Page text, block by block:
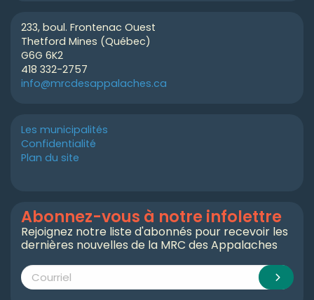
233, boul. Frontenac Ouest
Thetford Mines (Québec)
G6G 6K2
418 332-2757
info@mrcdesappalaches.ca
Les municipalités
Confidentialité
Plan du site
Abonnez-vous à notre infolettre
Rejoignez notre liste d'abonnés pour recevoir les
dernières nouvelles de la MRC des Appalaches